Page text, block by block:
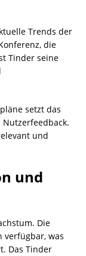
Trends der
die
Tinder seine
setzt das
und
und
Die
verfügbar, was
Das Tinder